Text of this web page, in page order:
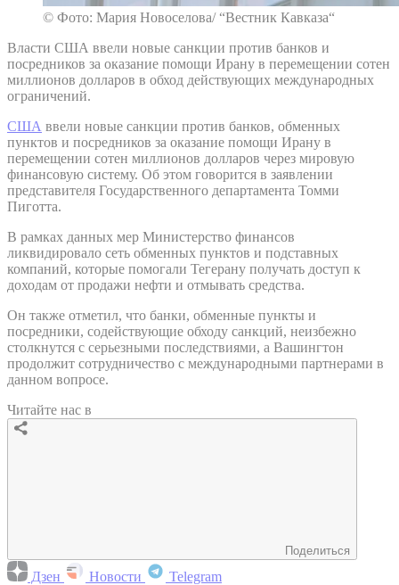
© Фото: Мария Новоселова/ “Вестник Кавказа“
Власти США ввели новые санкции против банков и
посредников за оказание помощи Ирану в перемещении сотен
миллионов долларов в обход действующих международных
ограничений.
США ввели новые санкции против банков, обменных
пунктов и посредников за оказание помощи Ирану в
перемещении сотен миллионов долларов через мировую
финансовую систему. Об этом говорится в заявлении
представителя Государственного департамента Томми
Пиготта.
В рамках данных мер Министерство финансов
ликвидировало сеть обменных пунктов и подставных
компаний, которые помогали Тегерану получать доступ к
доходам от продажи нефти и отмывать средства.
Он также отметил, что банки, обменные пункты и
посредники, содействующие обходу санкций, неизбежно
столкнутся с серьезными последствиями, а Вашингтон
продолжит сотрудничество с международными партнерами в
данном вопросе.
Читайте нас в
Поделиться
Дзен Новости Telegram